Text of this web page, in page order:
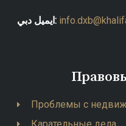
ايميل دبي:
Проблемы с
Карательные дела